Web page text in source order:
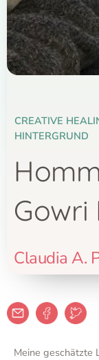
CREATIVE
HINTERGRUND
Gowri
Claudia A.
Meine geschätzte